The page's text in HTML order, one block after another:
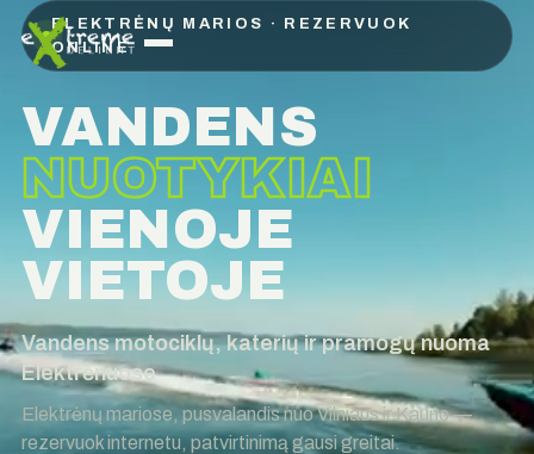
ELEKTRĖNŲ MARIOS · REZERVUOK
ONLINE
VANDENS
NUOTYKIAI
VIENOJE
VIETOJE
Vandens motociklų, katerių ir pramogų nuoma
Elektrėnuose
Elektrėnų mariose, pusvalandis nuo Vilniaus ir Kauno —
rezervuok internetu, patvirtinimą gausi greitai.